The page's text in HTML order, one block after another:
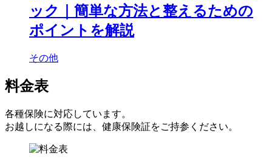
ック｜簡単な方法と整えるための
ポイントを解説
その他
料金表
各種保険に対応しています。
お越しになる際には、健康保険証をご持参ください。